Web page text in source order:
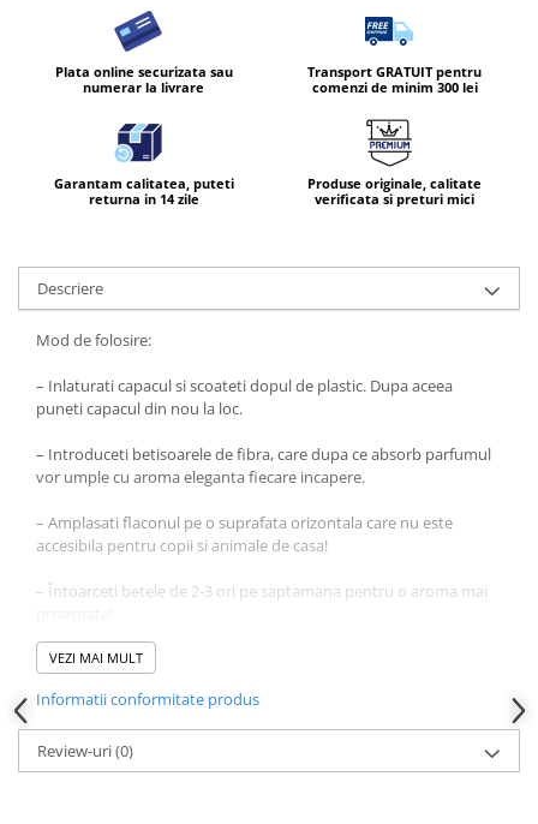
Saci Menajeri
Ingrijire Personala
Ingrijirea corpului
Deo Incaltaminte
Gel de dus
Igiena orala
Lotiune de corp
Sapunuri
Ingrijirea parului
Fixativ si spuma de par
Sampon
Vopsea de par
Servetele Umede & Uscate
Ingrijire copii
Plata online securizata sau
numerar la livrare
Transport GRATUIT pentru
comenzi de minim 300 lei
Garantam calitatea, puteti
returna in 14 zile
Produse originale, calitate
verificata si preturi mici
Descriere
Mod de folosire:
– Inlaturati capacul si scoateti dopul de plastic. Dupa aceea
puneti capacul din nou la loc.
– Introduceti betisoarele de fibra, care dupa ce absorb parfumul
vor umple cu aroma eleganta fiecare incapere.
– Amplasati flaconul pe o suprafata orizontala care nu este
accesibila pentru copii si animale de casa!
– Întoarceti betele de 2-3 ori pe saptamana pentru o aroma mai
– La amplasare va rugam sa fiti atenti ca betisoarele sau parfumul
pot fi deteriorate.
– A se pastra la temperaturi intre 5-30 grade Celsius.
VEZI MAI MULT
Informatii conformitate produs
Review-uri(0)